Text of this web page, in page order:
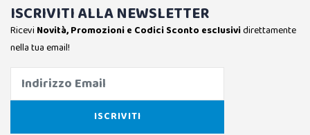
ISCRIVITI ALLA NEWSLETTER
Ricevi Novità, Promozioni e Codici Sconto esclusividirettamente
nella tua email!